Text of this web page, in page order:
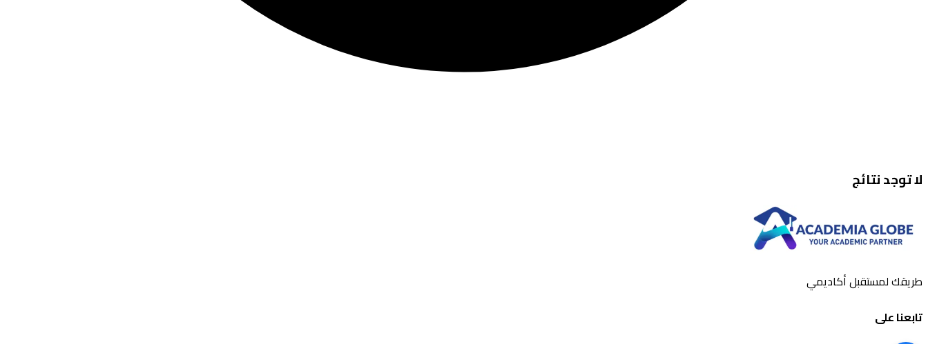
لا توجد نتائج
طريقك لمستقبل أكاديمي
تابعنا على